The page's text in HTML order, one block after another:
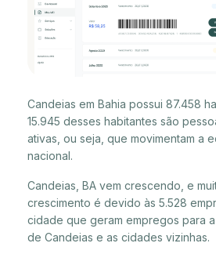
Candeias em Bahia possui 87.458
15.945 desses habitantes são
ativas, ou seja, que movimentam a
nacional.
Candeias, BA vem crescendo, e
crescimento é devido às 5.528
cidade que geram empregos para
de Candeias e as cidades vizinhas.